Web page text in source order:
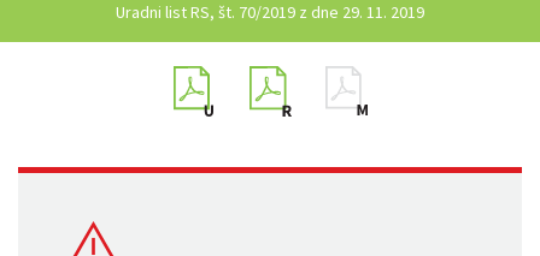
Uradni list RS, št. 70/2019 z dne 29. 11. 2019